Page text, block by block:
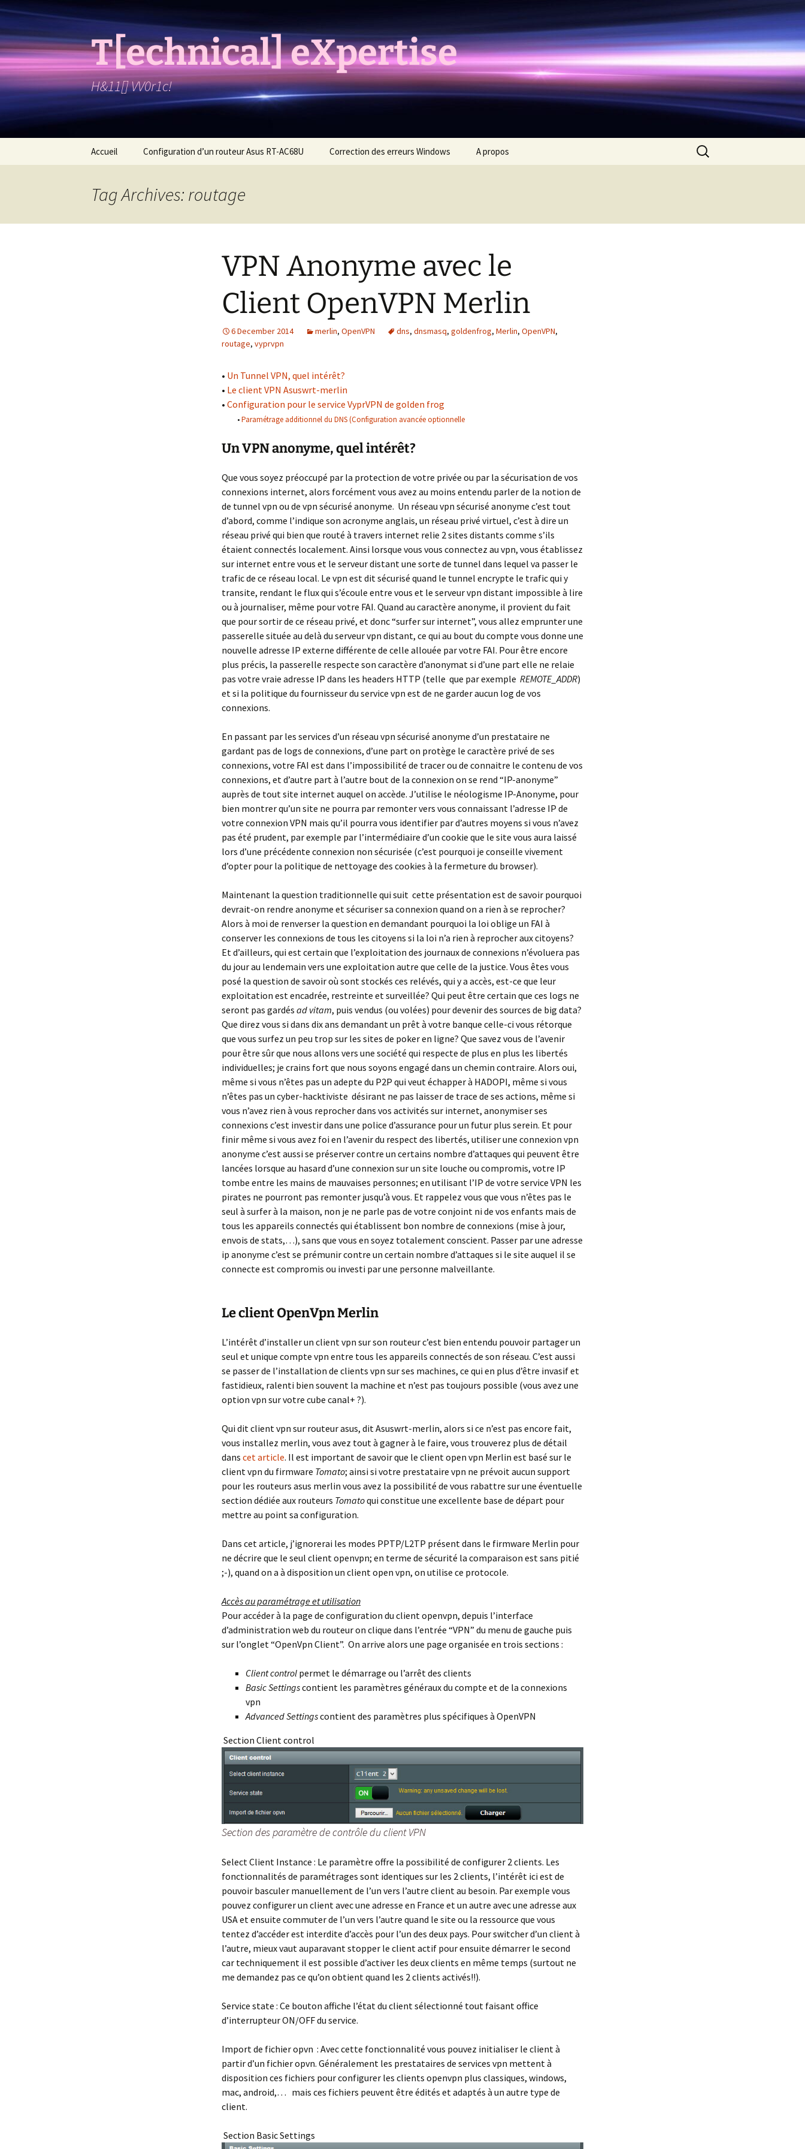
T[echnical] eXpertise
H&11[] VV0r1c!
Accueil Configuration d’un routeur Asus RT-AC68U Correction des erreurs Windows A propos
Search
for:
Tag Archives: routage
VPN Anonyme avec le
Client OpenVPN Merlin
6 December 2014 merlin, OpenVPN dns, dnsmasq, goldenfrog, Merlin, OpenVPN,
routage, vyprvpn
• Un Tunnel VPN, quel intérêt?
• Le client VPN Asuswrt-merlin
• Configuration pour le service VyprVPN de golden frog
•Paramétrage additionnel du DNS (Configuration avancée optionnelle
Un VPN anonyme, quel intérêt?
Que vous soyez préoccupé par la protection de votre privée ou par la sécurisation de vos
connexions internet, alors forcément vous avez au moins entendu parler de la notion de
de tunnel vpn ou de vpn sécurisé anonyme. Un réseau vpn sécurisé anonyme c’est tout
d’abord, comme l’indique son acronyme anglais, un réseau privé virtuel, c’est à dire un
réseau privé qui bien que routé à travers internet relie 2 sites distants comme s’ils
étaient connectés localement. Ainsi lorsque vous vous connectez au vpn, vous établissez
sur internet entre vous et le serveur distant une sorte de tunnel dans lequel va passer le
trafic de ce réseau local. Le vpn est dit sécurisé quand le tunnel encrypte le trafic qui y
transite, rendant le flux qui s’écoule entre vous et le serveur vpn distant impossible à lire
ou à journaliser, même pour votre FAI. Quand au caractère anonyme, il provient du fait
que pour sortir de ce réseau privé, et donc “surfer sur internet”, vous allez emprunter une
passerelle située au delà du serveur vpn distant, ce qui au bout du compte vous donne une
nouvelle adresse IP externe différente de celle allouée par votre FAI. Pour être encore
plus précis, la passerelle respecte son caractère d’anonymat si d’une part elle ne relaie
pas votre vraie adresse IP dans les headers HTTP (telle que par exemple REMOTE_ADDR)
et si la politique du fournisseur du service vpn est de ne garder aucun log de vos
connexions.
En passant par les services d’un réseau vpn sécurisé anonyme d’un prestataire ne
gardant pas de logs de connexions, d’une part on protège le caractère privé de ses
connexions, votre FAI est dans l’impossibilité de tracer ou de connaitre le contenu de vos
connexions, et d’autre part à l’autre bout de la connexion on se rend “IP-anonyme”
auprès de tout site internet auquel on accède. J’utilise le néologisme IP-Anonyme, pour
bien montrer qu’un site ne pourra par remonter vers vous connaissant l’adresse IP de
votre connexion VPN mais qu’il pourra vous identifier par d’autres moyens si vous n’avez
pas été prudent, par exemple par l’intermédiaire d’un cookie que le site vous aura laissé
lors d’une précédente connexion non sécurisée (c’est pourquoi je conseille vivement
d’opter pour la politique de nettoyage des cookies à la fermeture du browser).
Maintenant la question traditionnelle qui suit cette présentation est de savoir pourquoi
devrait-on rendre anonyme et sécuriser sa connexion quand on a rien à se reprocher?
Alors à moi de renverser la question en demandant pourquoi la loi oblige un FAI à
conserver les connexions de tous les citoyens si la loi n’a rien à reprocher aux citoyens?
Et d’ailleurs, qui est certain que l’exploitation des journaux de connexions n’évoluera pas
du jour au lendemain vers une exploitation autre que celle de la justice. Vous êtes vous
posé la question de savoir où sont stockés ces relévés, qui y a accès, est-ce que leur
exploitation est encadrée, restreinte et surveillée? Qui peut être certain que ces logs ne
seront pas gardés ad vitam, puis vendus (ou volées) pour devenir des sources de big data?
Que direz vous si dans dix ans demandant un prêt à votre banque celle-ci vous rétorque
que vous surfez un peu trop sur les sites de poker en ligne? Que savez vous de l’avenir
pour être sûr que nous allons vers une société qui respecte de plus en plus les libertés
individuelles; je crains fort que nous soyons engagé dans un chemin contraire. Alors oui,
même si vous n’êtes pas un adepte du P2P qui veut échapper à HADOPI, même si vous
n’êtes pas un cyber-hacktiviste désirant ne pas laisser de trace de ses actions, même si
vous n’avez rien à vous reprocher dans vos activités sur internet, anonymiser ses
connexions c’est investir dans une police d’assurance pour un futur plus serein. Et pour
finir même si vous avez foi en l’avenir du respect des libertés, utiliser une connexion vpn
anonyme c’est aussi se préserver contre un certains nombre d’attaques qui peuvent être
lancées lorsque au hasard d’une connexion sur un site louche ou compromis, votre IP
tombe entre les mains de mauvaises personnes; en utilisant l’IP de votre service VPN les
pirates ne pourront pas remonter jusqu’à vous. Et rappelez vous que vous n’êtes pas le
seul à surfer à la maison, non je ne parle pas de votre conjoint ni de vos enfants mais de
tous les appareils connectés qui établissent bon nombre de connexions (mise à jour,
envois de stats,…), sans que vous en soyez totalement conscient. Passer par une adresse
ip anonyme c’est se prémunir contre un certain nombre d’attaques si le site auquel il se
connecte est compromis ou investi par une personne malveillante.
Le client OpenVpn Merlin
L’intérêt d’installer un client vpn sur son routeur c’est bien entendu pouvoir partager un
seul et unique compte vpn entre tous les appareils connectés de son réseau. C’est aussi
se passer de l’installation de clients vpn sur ses machines, ce qui en plus d’être invasif et
fastidieux, ralenti bien souvent la machine et n’est pas toujours possible (vous avez une
option vpn sur votre cube canal+ ?).
Qui dit client vpn sur routeur asus, dit Asuswrt-merlin, alors si ce n’est pas encore fait,
vous installez merlin, vous avez tout à gagner à le faire, vous trouverez plus de détail
dans cet article. Il est important de savoir que le client open vpn Merlin est basé sur le
client vpn du firmware Tomato; ainsi si votre prestataire vpn ne prévoit aucun support
pour les routeurs asus merlin vous avez la possibilité de vous rabattre sur une éventuelle
section dédiée aux routeurs Tomatoqui constitue une excellente base de départ pour
mettre au point sa configuration.
Dans cet article, j’ignorerai les modes PPTP/L2TP présent dans le firmware Merlin pour
ne décrire que le seul client openvpn; en terme de sécurité la comparaison est sans pitié
;-), quand on a à disposition un client open vpn, on utilise ce protocole.
Accès au paramétrage et utilisation
Pour accéder à la page de configuration du client openvpn, depuis l’interface
d’administration web du routeur on clique dans l’entrée “VPN” du menu de gauche puis
sur l’onglet “OpenVpn Client”. On arrive alors une page organisée en trois sections :
Client control permet le démarrage ou l’arrêt des clients
Basic Settingscontient les paramètres généraux du compte et de la connexions
vpn
Advanced Settingscontient des paramètres plus spécifiques à OpenVPN
Section Client control
Section des paramètre de contrôle du client VPN
Select Client Instance : Le paramètre offre la possibilité de configurer 2 clients. Les
fonctionnalités de paramétrages sont identiques sur les 2 clients, l’intérêt ici est de
pouvoir basculer manuellement de l’un vers l’autre client au besoin. Par exemple vous
pouvez configurer un client avec une adresse en France et un autre avec une adresse aux
USA et ensuite commuter de l’un vers l’autre quand le site ou la ressource que vous
tentez d’accéder est interdite d’accès pour l’un des deux pays. Pour switcher d’un client à
l’autre, mieux vaut auparavant stopper le client actif pour ensuite démarrer le second
car techniquement il est possible d’activer les deux clients en même temps (surtout ne
me demandez pas ce qu’on obtient quand les 2 clients activés!!).
Service state : Ce bouton affiche l’état du client sélectionné tout faisant office
d’interrupteur ON/OFF du service.
Import de fichier opvn : Avec cette fonctionnalité vous pouvez initialiser le client à
partir d’un fichier opvn. Généralement les prestataires de services vpn mettent à
disposition ces fichiers pour configurer les clients openvpn plus classiques, windows,
mac, android,… mais ces fichiers peuvent être édités et adaptés à un autre type de
client.
Section Basic Settings